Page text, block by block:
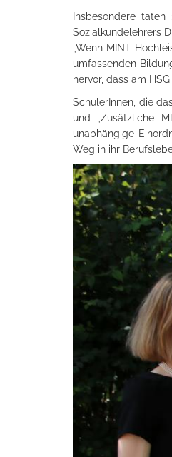
Insbesondere
Sozialkundelehrers
„Wenn MINT-
umfassenden
hervor, dass am
SchülerInnen, die
und „Zusätzliche
unabhängige
Weg in ihr